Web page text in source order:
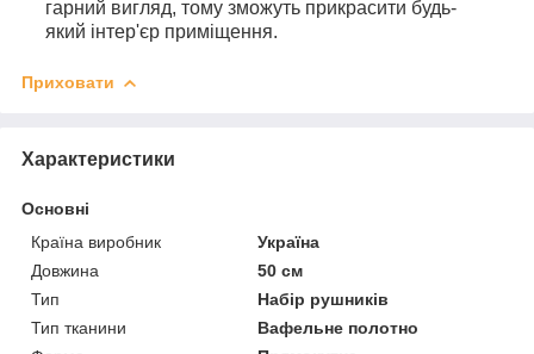
гарний вигляд, тому зможуть прикрасити будь-
який інтер'єр приміщення.
Приховати
Характеристики
Основні
Країна виробник
Україна
Довжина
50 см
Тип
Набір рушників
Тип тканини
Вафельне полотно